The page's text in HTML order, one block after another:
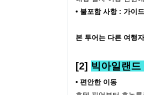
• 불포함 사항 : 가이
본 투어는 다른 여행
[2] 빅아일랜
• 편안한 이동